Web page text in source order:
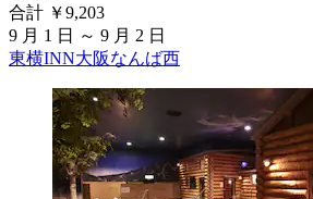
合計 ￥9,203
9 月 1 日 ～ 9 月 2 日
東横INN大阪なんば西